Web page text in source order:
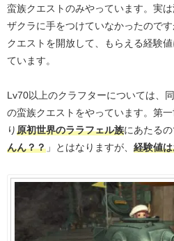
蛮族クエストのみやっています。実
ザクラに手をつけていなかったので
クエストを開放して、もらえる経験値
ています。
Lv70以上のクラフターについては、
の蛮族クエストをやっています。第
り原初世界のララフェル族にあたる
んん？？ 」とはなりますが、 経験値